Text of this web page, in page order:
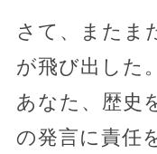
さて、またま
が飛び出した
あなた、歴史
の発言に責任